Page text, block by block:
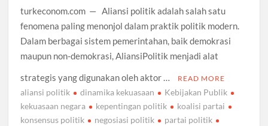
turkeconom.com — Aliansi politik adalah salah satu
fenomena paling menonjol dalam praktik politik modern.
Dalam berbagai sistem pemerintahan, baik demokrasi
maupun non-demokrasi, AliansiPolitik menjadi alat
strategis yang digunakan oleh aktor …
READ MORE
aliansi politik dinamika kekuasaan
Kebijakan Publik
kekuasaan negara
kepentingan politik
koalisi partai
konsensus politik
negosiasi politik
partai politik